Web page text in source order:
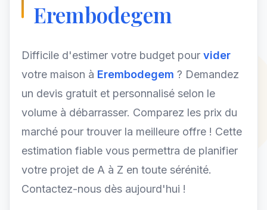
Erembodegem
Difficile d'estimer votre budget pour vider
votre maison à Erembodegem ? Demandez
un devis gratuit et personnalisé selon le
volume à débarrasser. Comparez les prix du
marché pour trouver la meilleure offre ! Cette
estimation fiable vous permettra de planifier
votre projet de A à Z en toute sérénité.
Contactez-nous dès aujourd'hui !